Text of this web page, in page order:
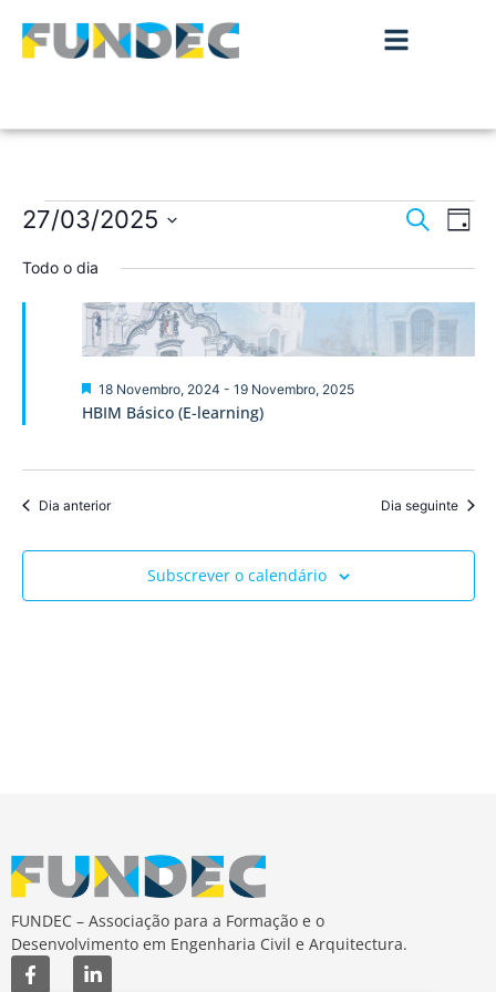
de
e
Pesquisar
de
Dia
27/03/2025
a
Todo o dia
HBIM Básico (E-learning)
Destaque
18 Novembro, 2024 - 19 Novembro, 2025
Dia anterior Dia seguinte
Subscrever o calendário
FUNDEC – Associação para a Formação e o
Desenvolvimento em Engenharia Civil e Arquitectura.